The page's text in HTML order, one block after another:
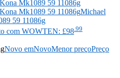
Michael
59 11086g
com WOWTEN: £98 .99
Novo emNovoMenor preçoPreço